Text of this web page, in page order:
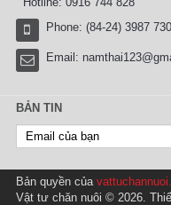
Phone: (84-24) 3987
Email:
BẢN TIN
Bản quyền của
Vật tư chăn nuôi © 2026.